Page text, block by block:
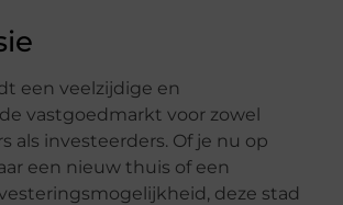
een veelzijdige en
vastgoedmarkt voor zowel
als investeerders. Of je nu op
een nieuw thuis of een
deze stad